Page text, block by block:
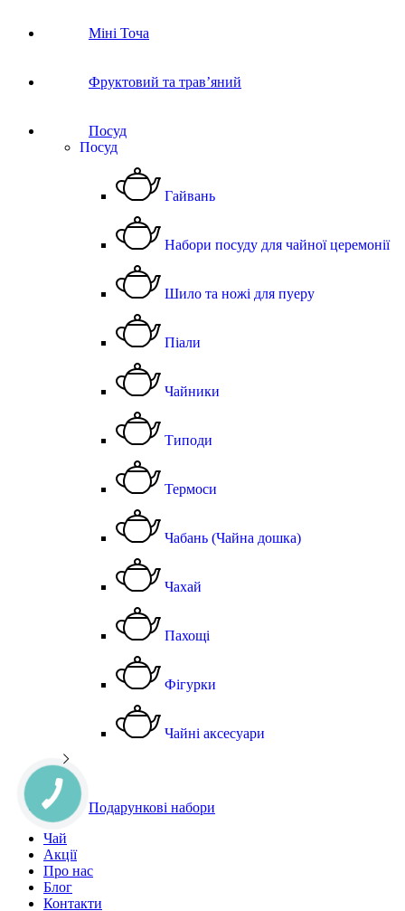
Міні Точа
Фруктовий та трав’яний
Посуд
Посуд
Гайвань
Набори посуду для чайної церемонії
Шило та ножі для пуеру
Піали
Чайники
Типоди
Термоси
Чабань (Чайна дошка)
Чахай
Пахощі
Фігурки
Чайні аксесуари
Подарункові набори
Чай
Акції
Про нас
Блог
Контакти